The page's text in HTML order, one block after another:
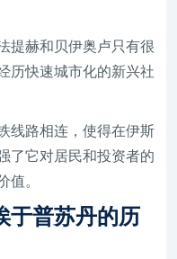
提赫和贝伊奥卢只有很
历快速城市化的新兴社
线路相连，使得在伊斯
了它对居民和投资者的
。
于普苏丹的历